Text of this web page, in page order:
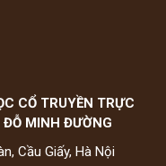
CỔ TRUYỀN TRỰC
MINH ĐƯỜNG
Cầu Giấy, Hà Nội